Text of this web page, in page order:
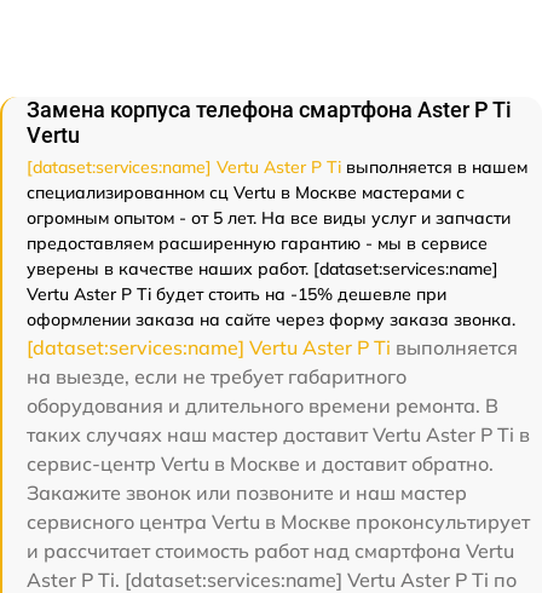
Замена корпуса телефона смартфона Aster P Ti
Vertu
[dataset:services:name] Vertu Aster P Ti выполняется в нашем
специализированном сц Vertu в Москве мастерами с
огромным опытом - от 5 лет. На все виды услуг и запчасти
предоставляем расширенную гарантию - мы в сервисе
уверены в качестве наших работ. [dataset:services:name]
Vertu Aster P Ti будет стоить на -15% дешевле при
оформлении заказа на сайте через форму заказа звонка.
[dataset:services:name] Vertu Aster P Ti выполняется
на выезде, если не требует габаритного
оборудования и длительного времени ремонта. В
таких случаях наш мастер доставит Vertu Aster P Ti в
сервис-центр Vertu в Москве и доставит обратно.
Закажите звонок или позвоните и наш мастер
сервисного центра Vertu в Москве проконсультирует
и рассчитает стоимость работ над смартфона Vertu
Aster P Ti. [dataset:services:name] Vertu Aster P Ti по